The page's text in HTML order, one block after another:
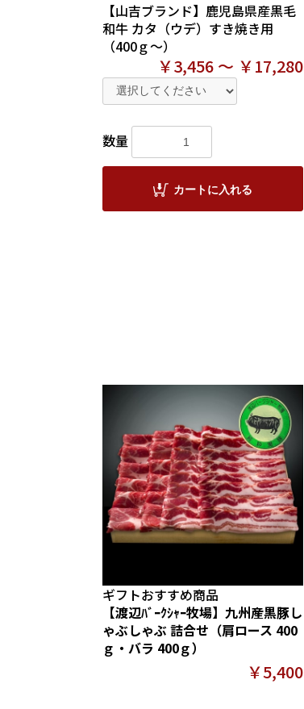
【山吉ブランド】鹿児島県産黒毛
和牛 カタ（ウデ）すき焼き用
（400ｇ～）
￥3,456 ～ ￥17,280
数量
カートに入れる
ギフトおすすめ商品
【渡辺ﾊﾞｰｸｼｬｰ牧場】九州産黒豚し
ゃぶしゃぶ 詰合せ（肩ロース 400
ｇ・バラ 400ｇ）
￥5,400